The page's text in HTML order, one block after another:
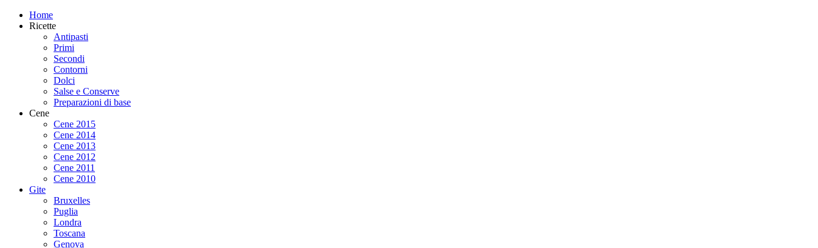
Home
Ricette
Antipasti
Primi
Secondi
Contorni
Dolci
Salse e Conserve
Preparazioni di base
Cene
Cene 2015
Cene 2014
Cene 2013
Cene 2012
Cene 2011
Cene 2010
Gite
Bruxelles
Puglia
Londra
Toscana
Genova